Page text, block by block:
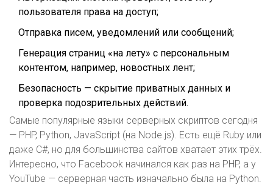
пользователя права на доступ;
Отправка писем, уведомлений или сообщений;
Генерация страниц «на лету» с персональным
контентом, например, новостных лент;
Безопасность — скрытие приватных данных и
проверка подозрительных действий.
Самые популярные языки серверных скриптов сегодня
— PHP, Python, JavaScript (на Node.js). Есть ещё Ruby или
даже C#, но для большинства сайтов хватает этих трёх.
Интересно, что Facebook начинался как раз на PHP, а у
YouTube — серверная часть изначально была на Python.